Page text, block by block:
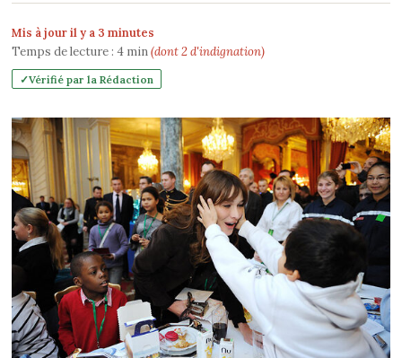
Mis à jour il y a 3 minutes
Temps de lecture : 4min(dont 2 d'indignation)
Vérifié par la Rédaction